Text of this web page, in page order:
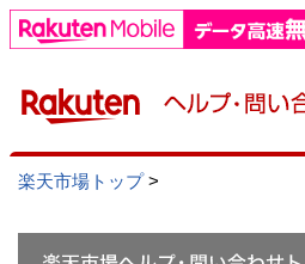
楽天市場トップ>